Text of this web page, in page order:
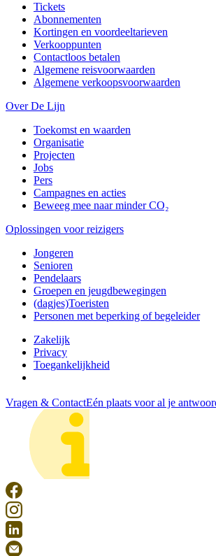
Tickets
Abonnementen
Kortingen en voordeeltarieven
Verkooppunten
Contactloos betalen
Algemene reisvoorwaarden
Algemene verkoopsvoorwaarden
Over De Lijn
Toekomst en waarden
Organisatie
Projecten
Jobs
Pers
Campagnes en acties
Beweeg mee naar minder CO₂
Oplossingen voor reizigers
Jongeren
Senioren
Pendelaars
Groepen en jeugdbewegingen
(dagjes)Toeristen
Personen met beperking of begeleider
Zakelijk
Privacy
Toegankelijkheid
Vragen & ContactEén plaats voor al je